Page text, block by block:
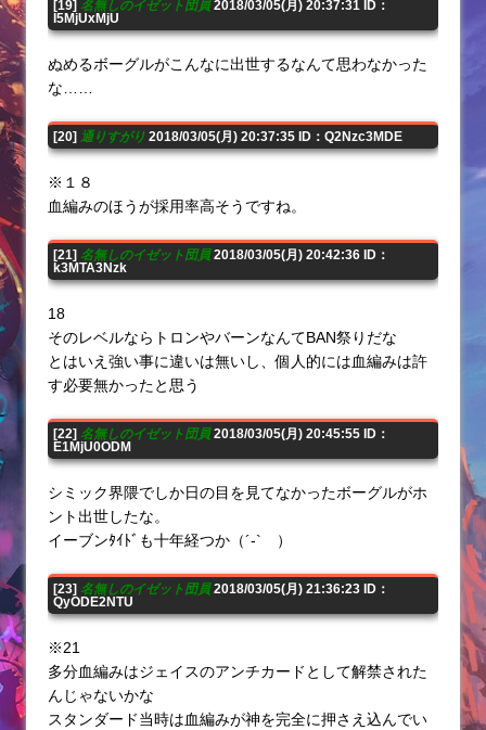
[19] 名無しのイゼット団員2018/03/05(月) 20:37:31 ID：
I5MjUxMjU
ぬめるボーグルがこんなに出世するなんて思わなかった
な……
[20] 通りすがり 2018/03/05(月) 20:37:35 ID：Q2Nzc3MDE
※１８
血編みのほうが採用率高そうですね。
[21] 名無しのイゼット団員2018/03/05(月) 20:42:36 ID：
k3MTA3Nzk
18
そのレベルならトロンやバーンなんてBAN祭りだな
とはいえ強い事に違いは無いし、個人的には血編みは許
す必要無かったと思う
[22] 名無しのイゼット団員2018/03/05(月) 20:45:55 ID：
E1MjU0ODM
シミック界隈でしか日の目を見てなかったボーグルがホ
ント出世したな。
イーブンﾀｲﾄﾞも十年経つか（´-` ）
[23] 名無しのイゼット団員2018/03/05(月) 21:36:23 ID：
QyODE2NTU
※21
多分血編みはジェイスのアンチカードとして解禁された
んじゃないかな
スタンダード当時は血編みが神を完全に押さえ込んでい